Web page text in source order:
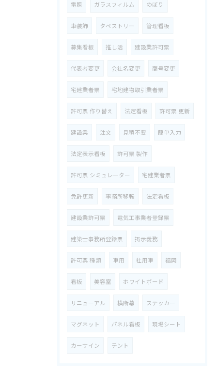
電照 ガラスフィルム のぼり
車装飾 タペストリー 管理看板
募集看板 推し活 建設業許可票
代表者変更 会社名変更 商号変更
宅建業者票 宅地建物取引業者票
許可票 作り替え 法定看板 許可票 更新
建設業 注文 見積不要 簡単入力
法定表示看板 許可票 製作
許可票 シミュレーター 宅建業者票
免許更新 事務所移転 法定看板
建設業許可票 電気工事業者登録票
建築士事務所登録票 掲示義務
許可票 種類 車用 社用車 福岡
看板 美容室 ホワイトボード
リニューアル 横断幕 ステッカー
マグネット パネル看板 現場シート
カーサイン テント